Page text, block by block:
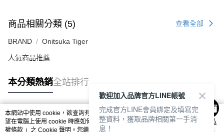
每筆NT$120，滿NT$6,000(含以上)免運費
商品相關分類 (5) 查看全部
BRAND Onitsuka Tiger
人氣商品推薦
本分類熱銷全站排行
熱門標籤
本網站中使用 cookie，欲查詢有關本網站使用 cookie 方式之詳情，及若您不希
望在電腦上使用 cookie 時應如何變更電腦的 cookie 設定，請參閱本網站「
隱私
權條款 」之 Cookie 聲明。您繼續使用本網站即表示您同意本公司得按本網站使
歡迎加入品牌官方LINE帳號
完成官方LINE會員綁定及填寫完
整資料，獲取品牌相關第一手消
息！